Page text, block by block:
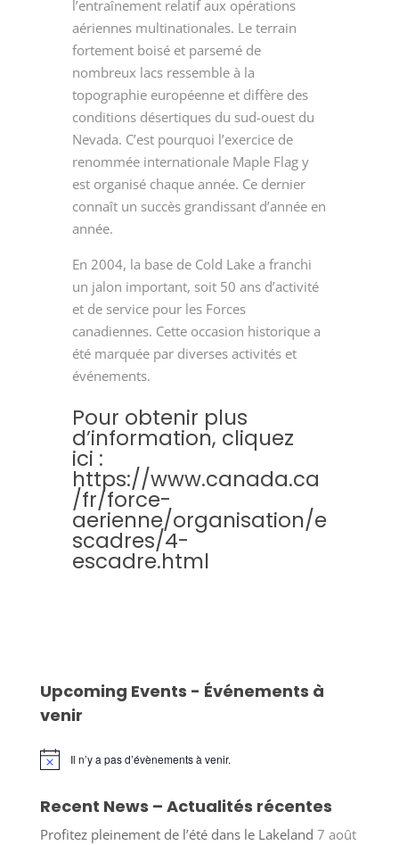
l’entraînement relatif aux opérations
aériennes multinationales. Le terrain
fortement boisé et parsemé de
nombreux lacs ressemble à la
topographie européenne et diffère des
conditions désertiques du sud-ouest du
Nevada. C’est pourquoi l’exercice de
renommée internationale Maple Flag y
est organisé chaque année. Ce dernier
connaît un succès grandissant d’année en
année.
En 2004, la base de Cold Lake a franchi
un jalon important, soit 50 ans d’activité
et de service pour les Forces
canadiennes. Cette occasion historique a
été marquée par diverses activités et
événements.
Pour obtenir plus
d’information, cliquez
ici :
https://www.canada.ca
/fr/force-
aerienne/organisation/e
scadres/4-
escadre.html
Upcoming Events - Événements à
venir
Notice Il n’y a pas d’évènements à venir.
Recent News – Actualités récentes
Profitez pleinement de l’été dans le Lakeland 7 août